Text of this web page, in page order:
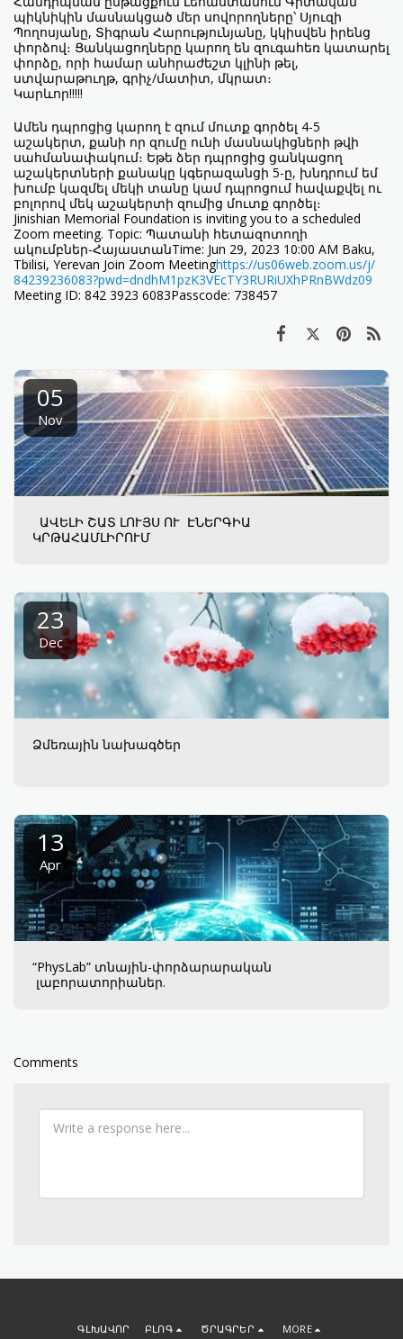
պիկնիկին մասնակցած մեր սովորողները՝ Սյուզի
Պողոսյանը, Տիգրան Հարությունյանը, կկիսվեն իրենց
փորձով։ Ցանկացողները կարող են զուգահեռ կատարել
փորձը, որի համար անհրաժեշտ կլինի թել,
ստվարաթուղթ, գրիչ/մատիտ, մկրատ։
Կարևոր!!!!!
Ամեն դպրոցից կարող է զում մուտք գործել 4-5
աշակերտ, քանի որ զումը ունի մասնակիցների թվի
սահմանափակում։ Եթե ձեր դպրոցից ցանկացող
աշակերտների քանակը կգերազանցի 5-ը, խնդրում եմ
խումբ կազմել մեկի տանը կամ դպրոցում հավաքվել ու
բոլորով մեկ աշակերտի զումից մուտք գործել։
Jinishian Memorial Foundation is inviting you to a scheduled
Zoom meeting. Topic: Պատանի հետազոտողի
ակումբներ-ՀայաստանTime: Jun 29, 2023 10:00 AM Baku,
Tbilisi, Yerevan Join Zoom Meetinghttps://us06web.zoom.us/j/
84239236083?pwd=dndhM1pzK3VEcTY3RURiUXhPRnBWdz09
Meeting ID: 842 3923 6083Passcode: 738457
05
Nov
ԱՎԵԼԻ ՇԱՏ ԼՈՒՅՍ ՈՒ ԷՆԵՐԳԻԱ
ԿՐԹԱՀԱՄԼԻՐՈՒՄ
23
Dec
Ձմեռային նախագծեր
13
Apr
“PhysLab” տնային-փորձարարական
լաբորատորիաներ.
Comments
ԳԼԽԱՎՈՐ ԲԼՈԳ ԾՐԱԳՐԵՐ MORE